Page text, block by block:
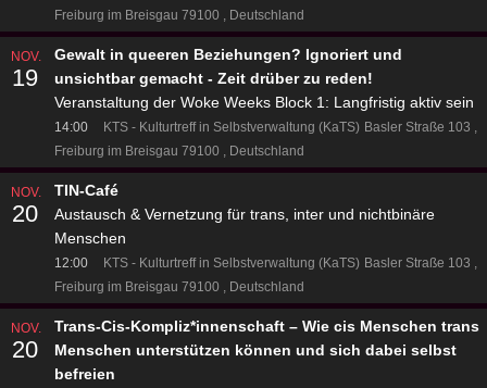
Freiburg im Breisgau 79100
Deutschland
NOV.
19
Gewalt in queeren Beziehungen? Ignoriert und
unsichtbar gemacht - Zeit drüber zu reden!
Veranstaltung der Woke Weeks Block 1: Langfristig aktiv sein
14:00 KTS - Kulturtreff in Selbstverwaltung (KaTS) Basler Straße 103
Freiburg im Breisgau 79100
Deutschland
NOV.
20
TIN-Café
Austausch & Vernetzung für trans, inter und nichtbinäre
Menschen
12:00 KTS - Kulturtreff in Selbstverwaltung (KaTS) Basler Straße 103
Freiburg im Breisgau 79100
Deutschland
NOV.
20
Trans-Cis-Kompliz*innenschaft – Wie cis Menschen trans
Menschen unterstützen können und sich dabei selbst
befreien